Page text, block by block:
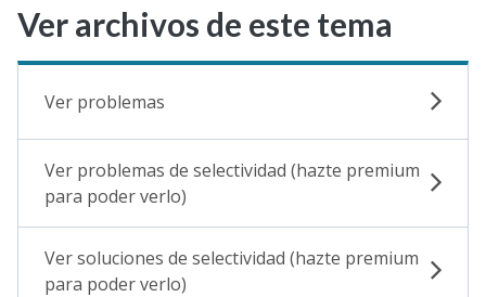
Ver archivos de este tema
Ver problemas
Ver problemas de selectividad (hazte premium
para poder verlo)
Ver soluciones de selectividad (hazte premium
para poder verlo)